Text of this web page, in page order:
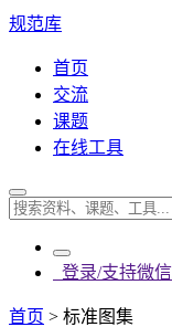
规范库
首页
交流
课题
在线工具
登录/支持微
首页 > 标准图集